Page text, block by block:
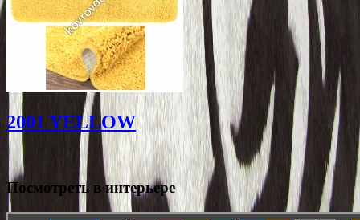
2001 YELLOW
Посмотреть в интерьере